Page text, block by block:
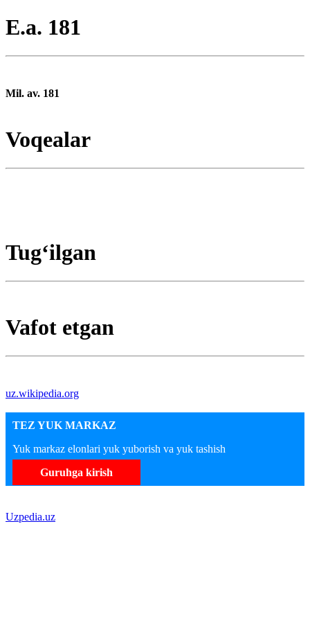
E.a. 181
Mil. av. 181
Voqealar
Tugʻilgan
Vafot etgan
uz.wikipedia.org
TEZ YUK MARKAZ
Yuk markaz elonlari yuk yuborish va yuk tashish
Guruhga kirish
Uzpedia.uz